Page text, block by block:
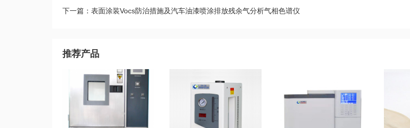
下一篇：表面涂装Vocs防治措施及汽车油漆喷涂排放残余气分析气相色谱仪
推荐产品